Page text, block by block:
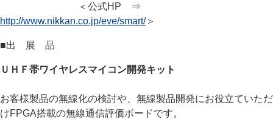
＜公式HP ⇒
http://www.nikkan.co.jp/eve/smart/＞
■出 展 品
ＵＨＦ帯ワイヤレスマイコン開発キット
お客様製品の無線化の検討や、無線製品開発にお役立ていただ
けFPGA搭載の無線通信評価ボードです。